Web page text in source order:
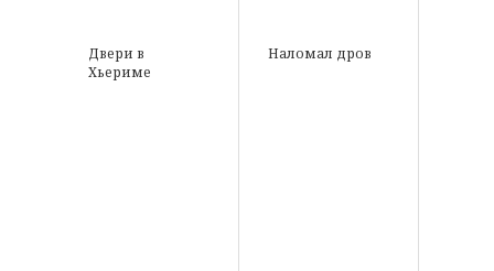
Двери в
Хьериме
Наломал дров